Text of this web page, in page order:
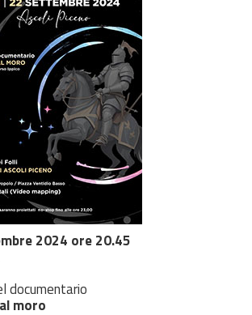
2024 ore 20.45
documentario
moro